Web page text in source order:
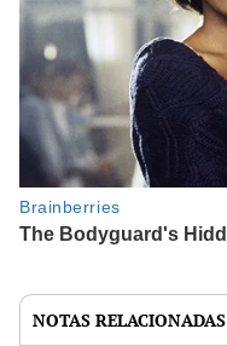
NOTAS RELACIONADAS